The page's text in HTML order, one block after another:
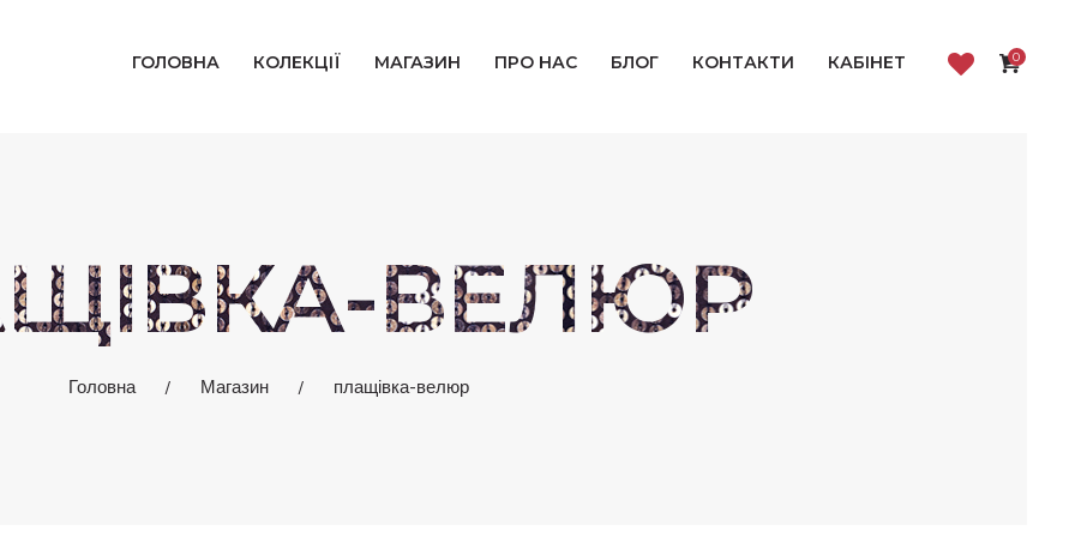
ГОЛОВНА КОЛЕКЦІЇ МАГАЗИН ПРО НАС БЛОГ КОНТАКТИ КАБІНЕТ 0
ВЕЛЮР
Головна Магазин плащівка-велюр
ПРО НАС
БЛОГ
КОНТАКТИ